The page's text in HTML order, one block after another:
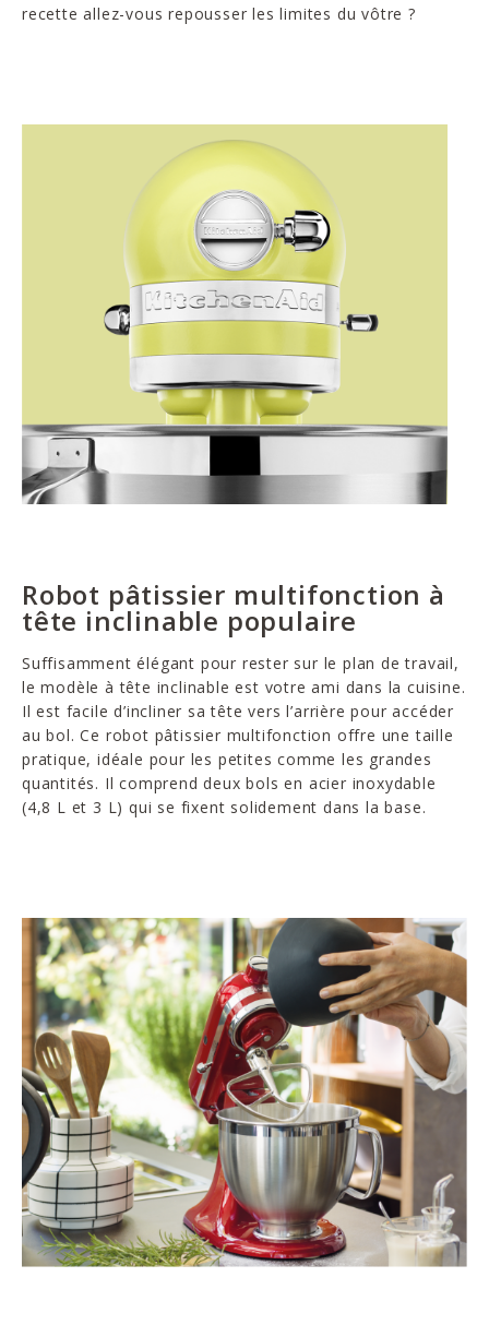
recette allez-vous repousser les limites du vôtre ?
Robot pâtissier multifonction à
tête inclinable populaire
Suffisamment élégant pour rester sur le plan de travail,
le modèle à tête inclinable est votre ami dans la cuisine.
Il est facile d’incliner sa tête vers l’arrière pour accéder
au bol. Ce robot pâtissier multifonction offre une taille
pratique, idéale pour les petites comme les grandes
quantités. Il comprend deux bols en acier inoxydable
(4,8 L et 3 L) qui se fixent solidement dans la base.